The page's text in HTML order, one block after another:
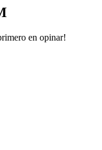
en opinar!